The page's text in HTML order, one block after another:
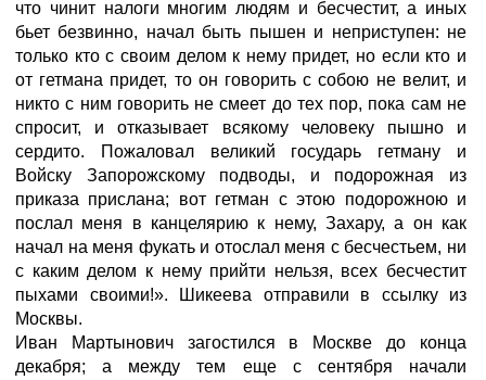
что чинит налоги многим людям и бесчестит, а иных
бьет безвинно, начал быть пышен и неприступен: не
только кто с своим делом к нему придет, но если кто и
от гетмана придет, то он говорить с собою не велит, и
никто с ним говорить не смеет до тех пор, пока сам не
спросит, и отказывает всякому человеку пышно и
сердито. Пожаловал великий государь гетману и
Войску Запорожскому подводы, и подорожная из
приказа прислана; вот гетман с этою подорожною и
послал меня в канцелярию к нему, Захару, а он как
начал на меня фукать и отослал меня с бесчестьем, ни
с каким делом к нему прийти нельзя, всех бесчестит
пыхами своими!». Шикеева отправили в ссылку из
Москвы.
Иван Мартынович загостился в Москве до конца
декабря; а между тем еще с сентября начали